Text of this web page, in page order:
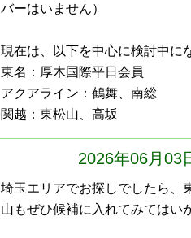
バーはいません）
現在は、以下を中心に検討中に
東名：厚木国際平日会員
アクアライン：鶴舞、南総
関越：東松山、高坂
2026年06月03
埼玉エリアでお探しでしたら、
山もぜひ候補に入れてみてはい